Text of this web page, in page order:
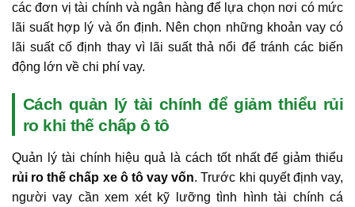
các đơn vị tài chính và ngân hàng để lựa chọn nơi có mức
lãi suất hợp lý và ổn định. Nên chọn những khoản vay có
lãi suất cố định thay vì lãi suất thả nổi để tránh các biến
động lớn về chi phí vay.
Cách quản lý tài chính để giảm thiểu rủi
ro khi thế chấp ô tô
Quản lý tài chính hiệu quả là cách tốt nhất để giảm thiểu
rủi ro thế chấp xe ô tô vay vốn. Trước khi quyết định vay,
người vay cần xem xét kỹ lưỡng tình hình tài chính cá